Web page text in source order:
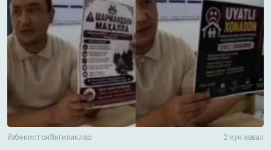
ЎзбекистонЯнгиликлар 2 кун аввал